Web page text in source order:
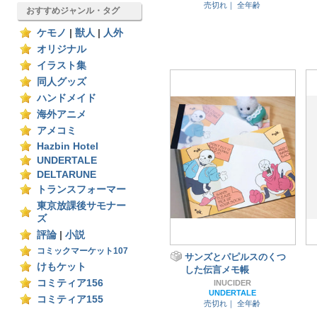
おすすめジャンル・タグ
ケモノ 獣人
人外
オリジナル
イラスト集
同人グッズ
ハンドメイド
海外アニメ
アメコミ
Hazbin Hotel
UNDERTALE
DELTARUNE
トランスフォーマー
東京放課後サモナー
ズ
評論
小説
コミックマーケット107
けもケット
コミティア156
コミティア155
売切れ｜
全年齢
サンズとパピルスのくつ
した伝言メモ帳
INUCIDER
UNDERTALE
売切れ｜
全年齢